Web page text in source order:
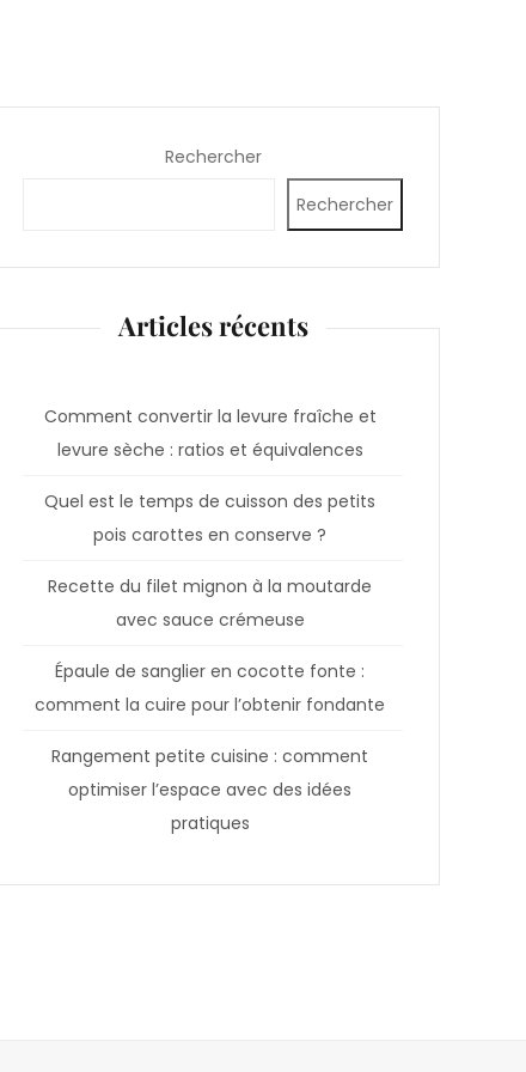
Rechercher
Rechercher
Articles récents
Comment convertir la levure fraîche et
levure sèche : ratios et équivalences
Quel est le temps de cuisson des petits
pois carottes en conserve ?
Recette du filet mignon à la moutarde
avec sauce crémeuse
Épaule de sanglier en cocotte fonte :
comment la cuire pour l’obtenir fondante
Rangement petite cuisine : comment
optimiser l’espace avec des idées
pratiques